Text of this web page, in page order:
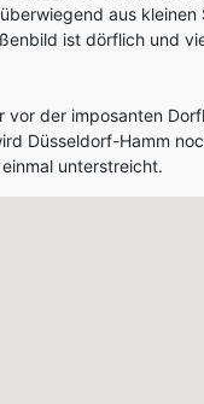
aus
ist dörflich und
der imposanten
Düsseldorf-Hamm
unterstreicht.